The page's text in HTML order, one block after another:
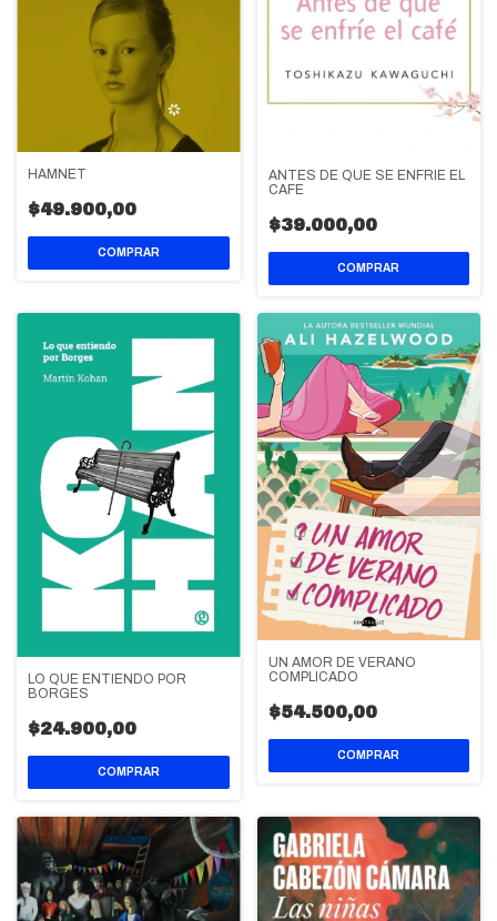
HAMNET
$49.900,00
ANTES DE QUE SE ENFRIE EL
CAFE
$39.000,00
LO QUE ENTIENDO POR
BORGES
$24.900,00
UN AMOR DE VERANO
COMPLICADO
$54.500,00